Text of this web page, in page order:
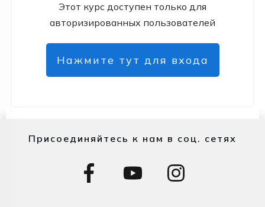
Этот курс доступен только для
авторизированных пользователей
Нажмите тут для входа
Присоединяйтесь к нам в соц. сетях